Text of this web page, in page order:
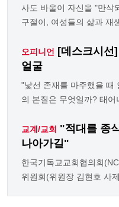
사도 바울이 자신을 "만삭
구절이, 여성들의 삶과 재
오피니언 [데스크시선
얼굴
"낯선 존재를 마주했을 때
의 본질은 무엇일까? 태
교계/교회 "적대를 종
나아가길"
한국기독교교회협의회
위원회(위원장 김현호 사